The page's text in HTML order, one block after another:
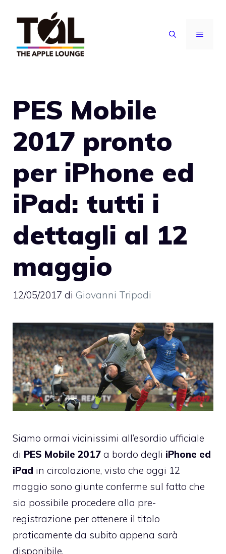
contenuto
MENU
PES Mobile
2017 pronto
per iPhone ed
iPad: tutti i
dettagli al 12
maggio
12/05/2017 di Giovanni Tripodi
Siamo ormai vicinissimi all’esordio ufficiale
di PES Mobile 2017 a bordo degli iPhone ed
iPad in circolazione, visto che oggi 12
maggio sono giunte conferme sul fatto che
sia possibile procedere alla pre-
registrazione per ottenere il titolo
praticamente da subito appena sarà
disponibile.